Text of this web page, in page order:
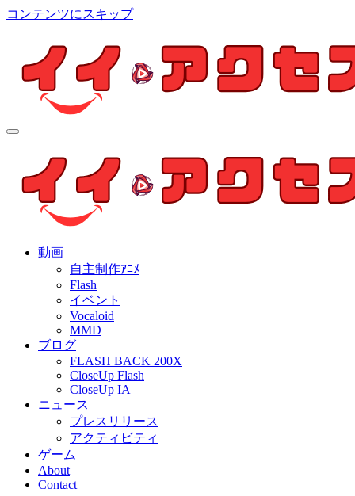
コンテンツにスキップ
個人制作アニメを中心とした動画紹介ブログ
動画
自主制作ｱﾆﾒ
Flash
イベント
Vocaloid
MMD
ブログ
FLASH BACK 200X
CloseUp Flash
CloseUp IA
ニュース
プレスリリース
アクティビティ
ゲーム
About
Contact